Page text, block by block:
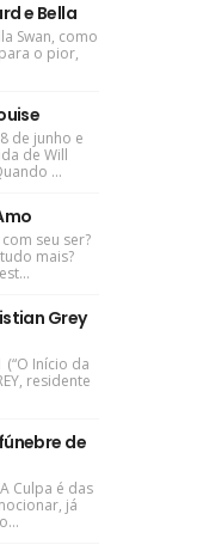
e Bella
Swan, como
o pior,
de junho e
de Will
...
seu ser?
mais?
Grey
(“O Início da
residente
de
Culpa é das
já